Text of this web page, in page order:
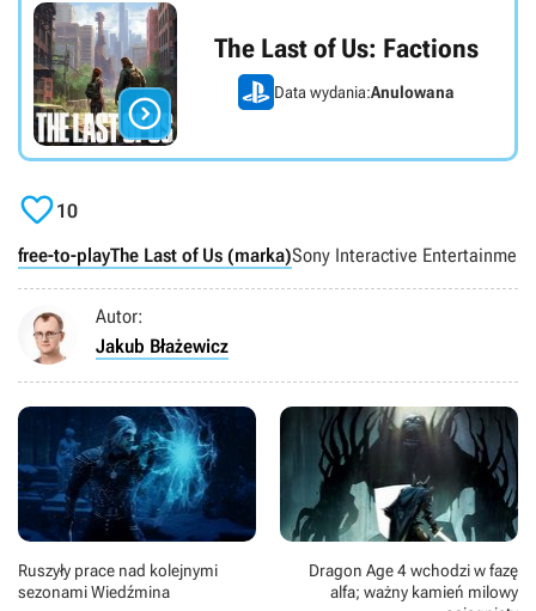

The Last of Us: Factions
Data wydania:Anulowana
10
free-to-playThe Last of Us (marka)Sony Interactive Entertainment
Autor:
Jakub Błażewicz
Ruszyły prace nad kolejnymi
sezonami Wiedźmina
Dragon Age 4 wchodzi w fazę
alfa; ważny kamień milowy